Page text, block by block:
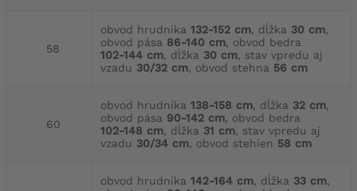
58
obvod hrudníka 132-152 cm, dĺžka 30 cm,
obvod pása 86-140 cm, obvod bedra
102-144 cm, dĺžka 30 cm, stav vpredu aj
vzadu 30/32 cm, obvod stehna 56 cm
60
obvod hrudníka 138-158 cm, dĺžka 32 cm,
obvod pása 90-142 cm, obvod bedra
102-148 cm, dĺžka 31 cm, stav vpredu aj
vzadu 30/34 cm, obvod stehien 58 cm
obvod hrudníka 142-164 cm, dĺžka 33 cm,